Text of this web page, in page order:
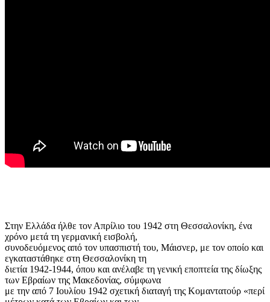
Στην Ελλάδα ήλθε τον Απρίλιο του 1942 στη Θεσσαλονίκη, ένα
χρόνο μετά τη γερμανική εισβολή,
συνοδευόμενος από τον υπασπιστή του, Μάισνερ, με τον οποίο και
εγκαταστάθηκε στη Θεσσαλονίκη τη
διετία 1942-1944, όπου και ανέλαβε τη γενική εποπτεία της δίωξης
των Εβραίων της Μακεδονίας, σύμφωνα
με την από 7 Ιουλίου 1942 σχετική διαταγή της Κομαντατούρ «περί